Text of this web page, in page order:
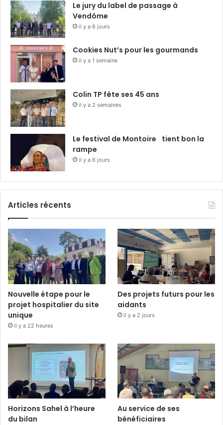
Le jury du label de passage à
Vendôme
il y a 6 jours
Cookies Nut’s pour les gourmands
il y a 1 semaine
Colin TP fête ses 45 ans
il y a 2 semaines
Le festival de Montoire tient bon la
rampe
il y a 6 jours
Articles récents
Nouvelle étape pour le
projet hospitalier du site
unique
il y a 22 heures
Des projets futurs pour les
aidants
il y a 2 jours
Horizons Sahel à l’heure
du bilan
Au service de ses
bénéficiaires